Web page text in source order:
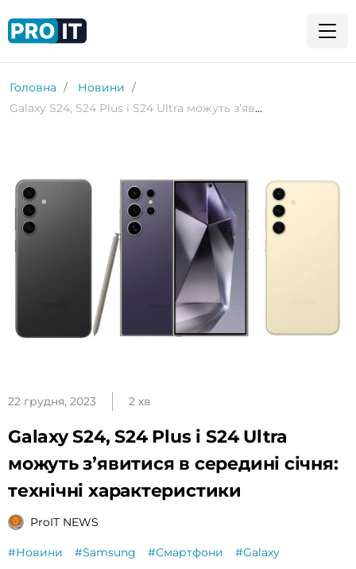
Головна
Новини
Galaxy S24, S24 Plus і S24 Ultra можуть зʼявитися в середині січня: технічні характеристики
22 грудня, 2023 2 хв
Galaxy S24, S24 Plus і S24 Ultra
можуть зʼявитися в середині січня:
технічні характеристики
ProIT NEWS
#Новини #Samsung #Смартфони #Galaxy